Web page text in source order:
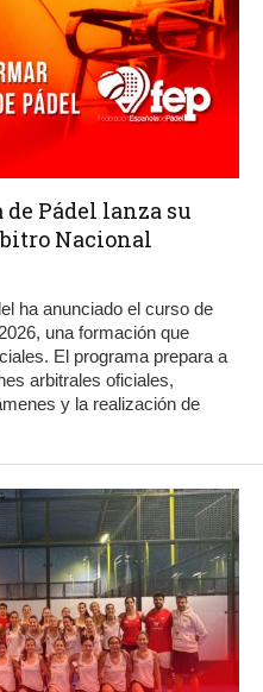
Pádel lanza su
Nacional
ha anunciado el curso de
una formación que
El programa prepara a
arbitrales oficiales,
y la realización de